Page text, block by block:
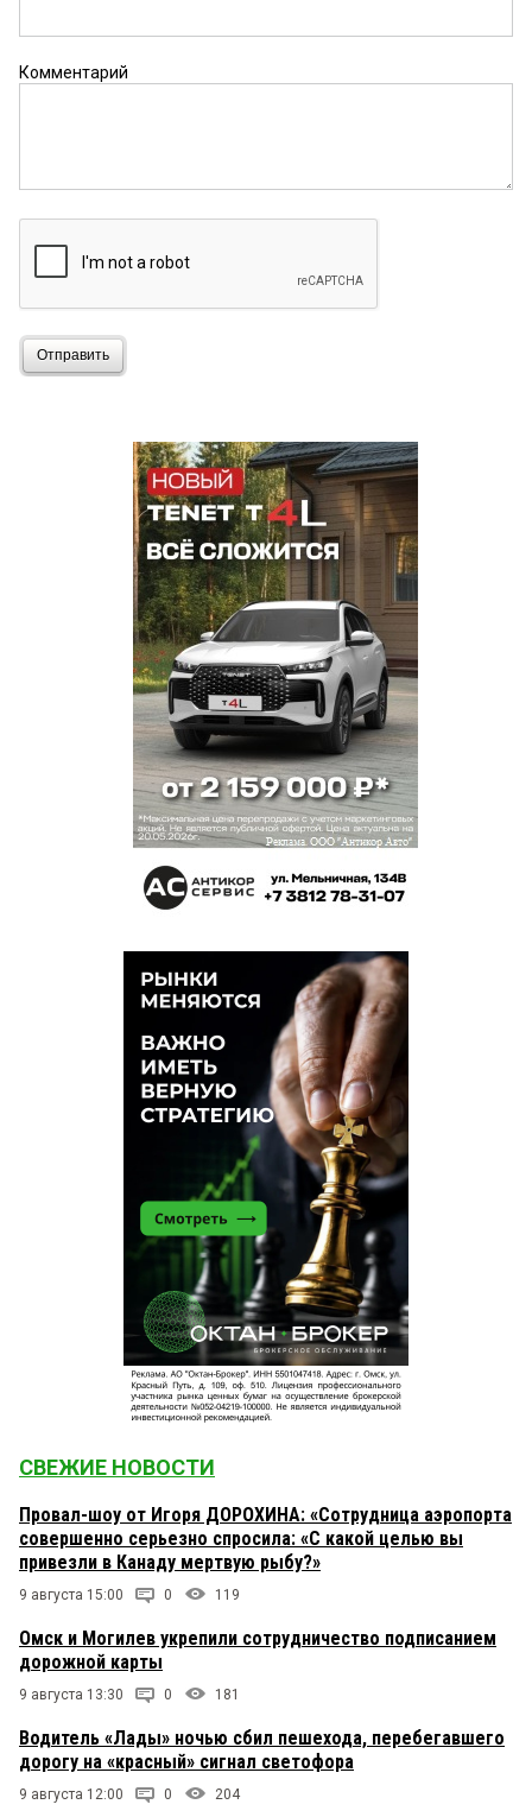
Комментарий
Отправить
СВЕЖИЕ НОВОСТИ
Провал-шоу от Игоря ДОРОХИНА: «Сотрудница аэропорта
совершенно серьезно спросила: «С какой целью вы
привезли в Канаду мертвую рыбу?»
9 августа 15:00 0 119
Омск и Могилев укрепили сотрудничество подписанием
дорожной карты
9 августа 13:30 0 181
Водитель «Лады» ночью сбил пешехода, перебегавшего
дорогу на «красный» сигнал светофора
9 августа 12:00 0 204